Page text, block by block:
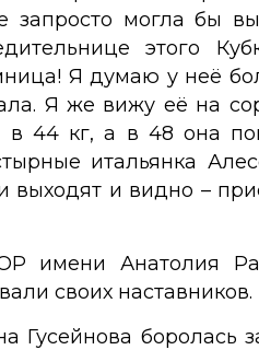
могла бы
этого
Я думаю у неё
Я же вижу её на
в 44 кг, а в 48 она
итальянка
и видно –
имени Анатолия
своих наставников.
Гусейнова